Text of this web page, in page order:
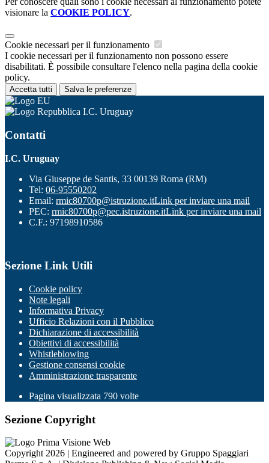
visionare la COOKIE POLICY.
Cookie necessari per il funzionamento
I cookie necessari per il funzionamento non possono essere
disabilitati. È possibile consultare l'elenco nella pagina della cookie
policy.
Accetta tutti Salva le preferenze
I.C. Uruguay
Contatti
I.C. Uruguay
Via Giuseppe de Santis, 33 00139 Roma (RM)
Tel: 06-95550202
Email: rmic80700p@istruzione.itLink per inviare una mail
PEC: rmic80700p@pec.istruzione.itLink per inviare una mail
C.F.: 97198910586
Sezione Link Utili
Cookie policy
Note legali
Informativa Privacy
Ufficio Relazioni con il Pubblico
Dichiarazione di accessibilità
Obiettivi di accessibilità
Whistleblowing
Gestione consensi cookie
Amministrazione trasparente
Pagina visualizzata 790 volte
Sezione Copyright
Copyright 2026 | Engineered and powered by Gruppo Spaggiari